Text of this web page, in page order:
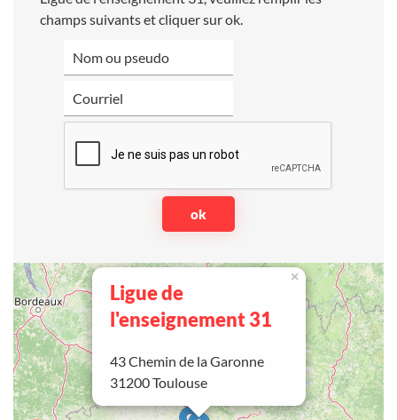
champs suivants et cliquer sur ok.
Ligue de
l'enseignement 31
43 Chemin de la Garonne
31200 Toulouse
×